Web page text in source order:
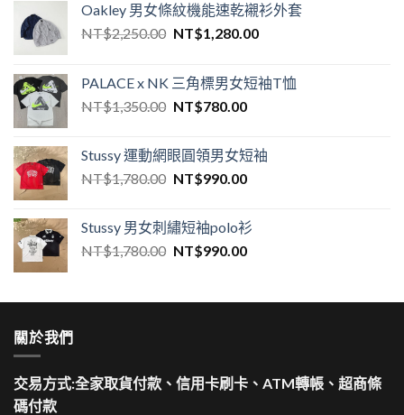
Oakley 男女條紋機能速乾襯衫外套
NT$2,250.00 NT$1,280.00
PALACE x NK 三角標男女短袖T恤
NT$1,350.00 NT$780.00
Stussy 運動網眼圓領男女短袖
NT$1,780.00 NT$990.00
Stussy 男女刺繡短袖polo衫
NT$1,780.00 NT$990.00
關於我們
交易方式:全家取貨付款、信用卡刷卡、ATM轉帳、超商條
碼付款